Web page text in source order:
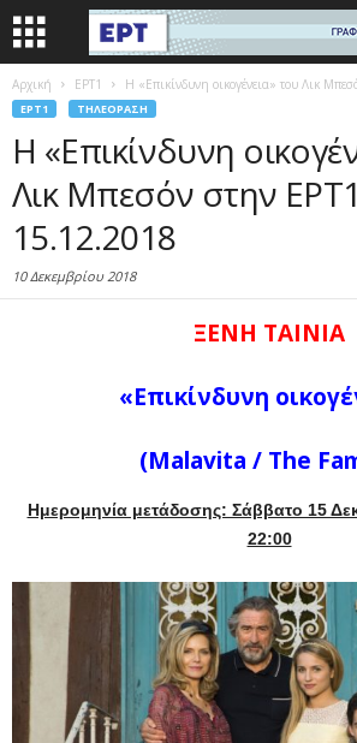
Αρχική EΡΤ1 Η «Επικίνδυνη οικογένεια» του Λικ
EΡΤ1 ΤΗΛΕΌΡΑΣΗ
Η «Επικίνδυνη
Λικ Μπεσόν στην ΕΡΤ1
15.12.2018
10 Δεκεμβρίου 2018
ΞΕΝΗ ΤΑΙΝΙΑ
«Επικίνδυνη
(Malavita / The
Ημερομηνία μετάδοσης: Σάββατο 15
22:00